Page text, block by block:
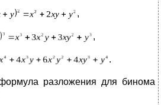
,
,
.
разложения для бинома